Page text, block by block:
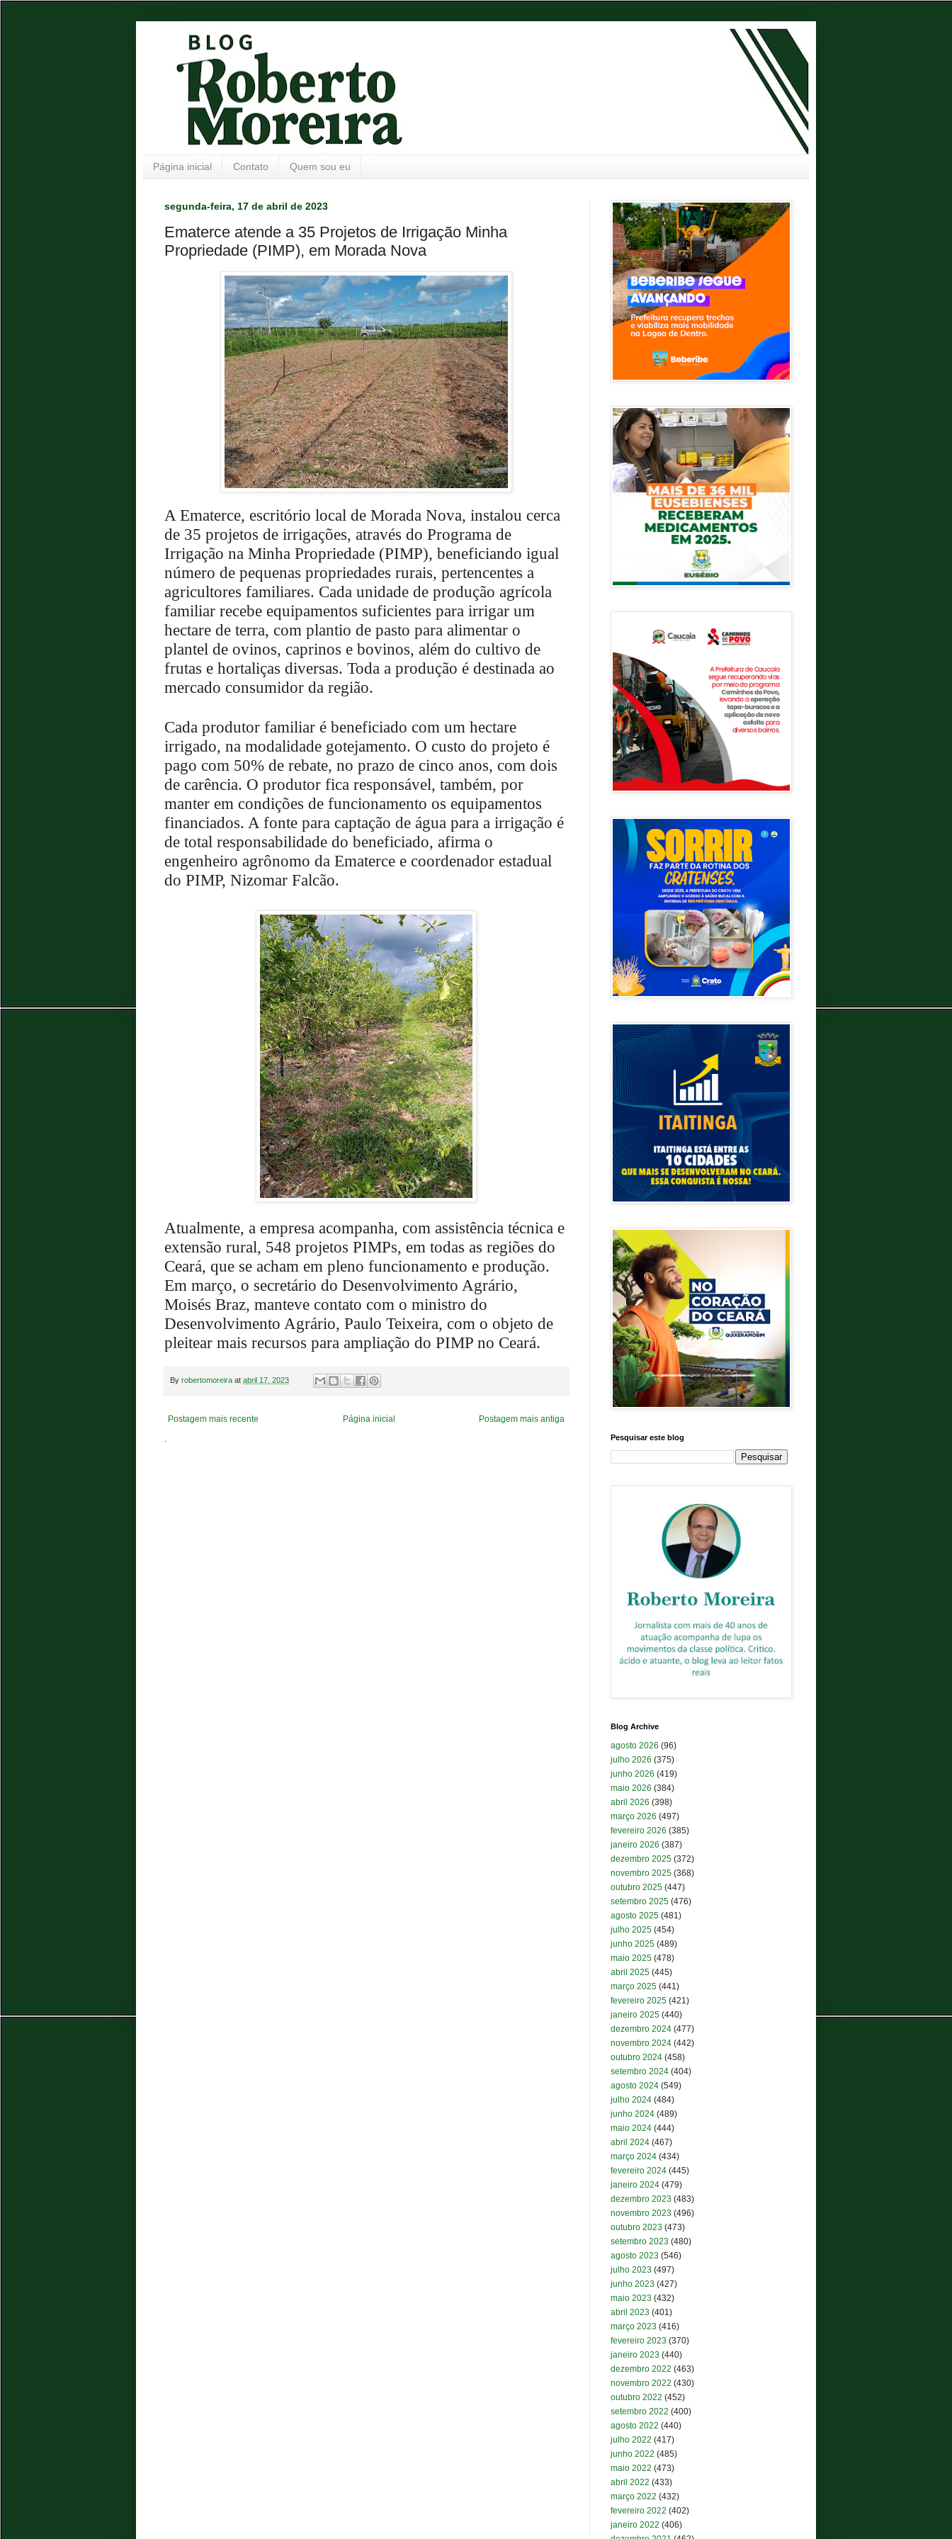
Página inicial Contato Quem sou eu
segunda-feira, 17 de abril de 2023
Ematerce atende a 35 Projetos de Irrigação Minha
Propriedade (PIMP), em Morada Nova
A Ematerce, escritório local de Morada Nova, instalou cerca
de 35 projetos de irrigações, através do Programa de
Irrigação na Minha Propriedade (PIMP), beneficiando igual
número de pequenas propriedades rurais, pertencentes a
agricultores familiares. Cada unidade de produção agrícola
familiar recebe equipamentos suficientes para irrigar um
hectare de terra, com plantio de pasto para alimentar o
plantel de ovinos, caprinos e bovinos, além do cultivo de
frutas e hortaliças diversas. Toda a produção é destinada ao
mercado consumidor da região.
Cada produtor familiar é beneficiado com um hectare
irrigado, na modalidade gotejamento. O custo do projeto é
pago com 50% de rebate, no prazo de cinco anos, com dois
de carência. O produtor fica responsável, também, por
manter em condições de funcionamento os equipamentos
financiados. A fonte para captação de água para a irrigação é
de total responsabilidade do beneficiado, afirma o
engenheiro agrônomo da Ematerce e coordenador estadual
do PIMP, Nizomar Falcão.
Atualmente, a empresa acompanha, com assistência técnica e
extensão rural, 548 projetos PIMPs, em todas as regiões do
Ceará, que se acham em pleno funcionamento e produção.
Em março, o secretário do Desenvolvimento Agrário,
Moisés Braz, manteve contato com o ministro do
Desenvolvimento Agrário, Paulo Teixeira, com o objeto de
pleitear mais recursos para ampliação do PIMP no Ceará.
By robertomoreira at abril 17, 2023
Postagem mais recente Postagem mais antiga
Página inicial
.
Pesquisar este blog
Blog Archive
agosto 2026 (96)
julho 2026 (375)
junho 2026 (419)
maio 2026 (384)
abril 2026 (398)
março 2026 (497)
fevereiro 2026 (385)
janeiro 2026 (387)
dezembro 2025 (372)
novembro 2025 (368)
outubro 2025 (447)
setembro 2025 (476)
agosto 2025 (481)
julho 2025 (454)
junho 2025 (489)
maio 2025 (478)
abril 2025 (445)
março 2025 (441)
fevereiro 2025 (421)
janeiro 2025 (440)
dezembro 2024 (477)
novembro 2024 (442)
outubro 2024 (458)
setembro 2024 (404)
agosto 2024 (549)
julho 2024 (484)
junho 2024 (489)
maio 2024 (444)
abril 2024 (467)
março 2024 (434)
fevereiro 2024 (445)
janeiro 2024 (479)
dezembro 2023 (483)
novembro 2023 (496)
outubro 2023 (473)
setembro 2023 (480)
agosto 2023 (546)
julho 2023 (497)
junho 2023 (427)
maio 2023 (432)
abril 2023 (401)
março 2023 (416)
fevereiro 2023 (370)
janeiro 2023 (440)
dezembro 2022 (463)
novembro 2022 (430)
outubro 2022 (452)
setembro 2022 (400)
agosto 2022 (440)
julho 2022 (417)
junho 2022 (485)
maio 2022 (473)
abril 2022 (433)
março 2022 (432)
fevereiro 2022 (402)
janeiro 2022 (406)